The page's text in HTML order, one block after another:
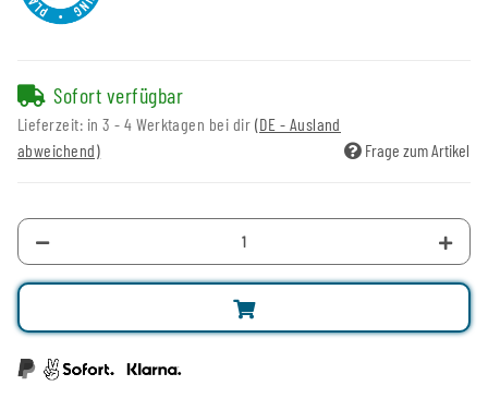
Sofort verfügbar
Lieferzeit: in 3 - 4 Werktagen bei dir (DE - Ausland
abweichend)
Frage zum Artikel